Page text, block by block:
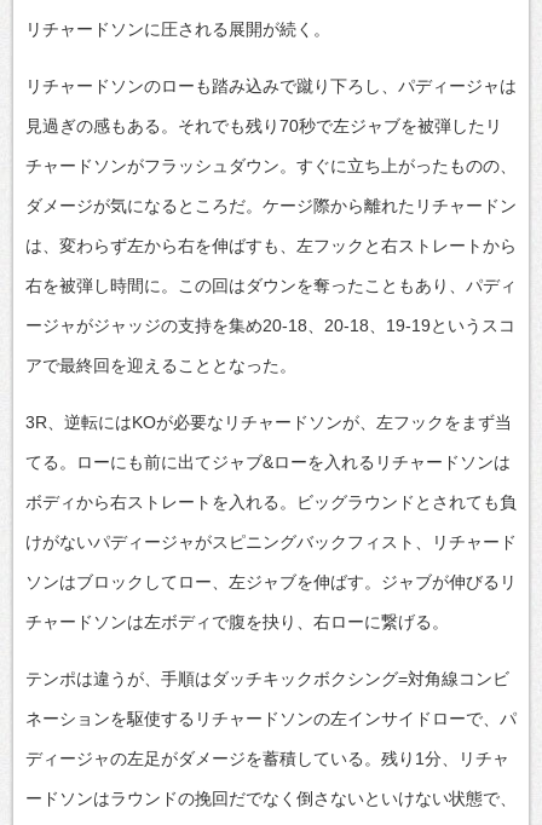
リチャードソンに圧される展開が続く。
リチャードソンのローも踏み込みで蹴り下ろし、パディージャは
見過ぎの感もある。それでも残り70秒で左ジャブを被弾したリ
チャードソンがフラッシュダウン。すぐに立ち上がったものの、
ダメージが気になるところだ。ケージ際から離れたリチャードン
は、変わらず左から右を伸ばすも、左フックと右ストレートから
右を被弾し時間に。この回はダウンを奪ったこともあり、パディ
ージャがジャッジの支持を集め20-18、20-18、19-19というスコ
アで最終回を迎えることとなった。
3R、逆転にはKOが必要なリチャードソンが、左フックをまず当
てる。ローにも前に出てジャブ&ローを入れるリチャードソンは
ボディから右ストレートを入れる。ビッグラウンドとされても負
けがないパディージャがスピニングバックフィスト、リチャード
ソンはブロックしてロー、左ジャブを伸ばす。ジャブが伸びるリ
チャードソンは左ボディで腹を抉り、右ローに繋げる。
テンポは違うが、手順はダッチキックボクシング=対角線コンビ
ネーションを駆使するリチャードソンの左インサイドローで、パ
ディージャの左足がダメージを蓄積している。残り1分、リチャ
ードソンはラウンドの挽回だでなく倒さないといけない状態で、